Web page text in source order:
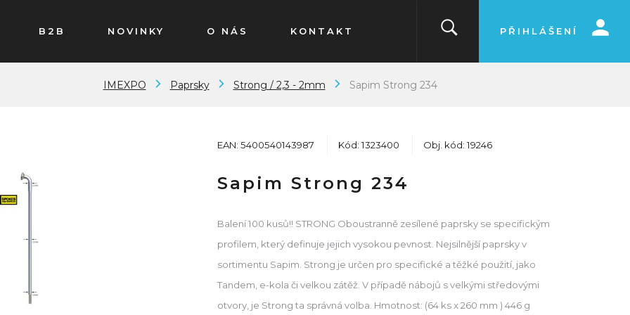
B2B NOVINKY O NÁS KONTAKT PŘIHLÁŠENÍ
IMEXPO Paprsky Strong / 2,3 - 2mm Sapim Strong 234
EAN: 5400540143987 Kód: 1323400 Obj. kód: 19246
Sapim Strong 234
Balení 100 kusů!! STRONG Oboustranně zesílené paprsky se specifickým
profilem, který definuje jejich vysokou pevnost. Nejsilnější paprsky v
sortimentu Sapim. Strong je určen pro specifické a těžké použití, jako
Tandem, e-kola či velkou zátěž. V případě nábojů s velkými středovými
otvory, je Strong ta správná volba. Hmotnost: (64 ks x 260 mm ) 446 g